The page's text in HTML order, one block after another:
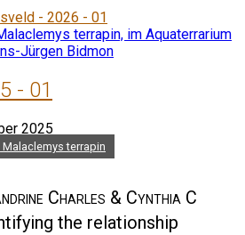
- 2026 - 01
- 01
2025
terrapin
Charles & Cynthia C
the relationship